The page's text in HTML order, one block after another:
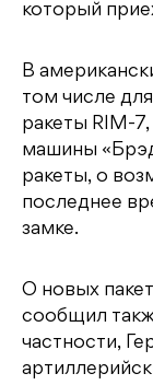
который
В
том числе
ракеты RIM-
машины
ракеты, о
последнее
замке.
О новых
сообщил
частности,